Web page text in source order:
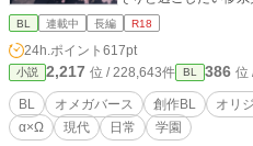
BL 連載中 長編 R18
24h.ポイント 617pt
小説 2,217 位 / 228,643件 BL 386 位
BL オメガバース 創作BL オリ
α×Ω
現代 日常 学園